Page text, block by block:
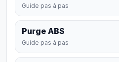
Guide pas à pas
Purge ABS
Guide pas à pas